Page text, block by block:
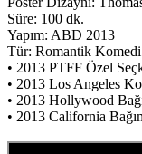
Süre: 100 dk.
Yapım: ABD 2013
Tür: Romantik Komedi
• 2013 PTFF Özel
• 2013 Los Angeles
• 2013 Hollywood
• 2013 California